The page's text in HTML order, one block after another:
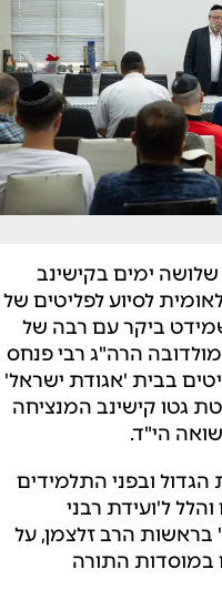
שלושה ימים בקישינב
לסיוע לפליטים של
ביקר עם רבה של
הרה"ג רבי פנחס
בבית 'אגודת ישראל'
גטו קישינב המנציחה
ובפני התלמידים
ל'ועידת רבני
בראשות הרב זלצמן, על
במוסדות התורה